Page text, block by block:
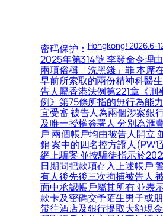
密码保护：Hongkong! 2026.6-